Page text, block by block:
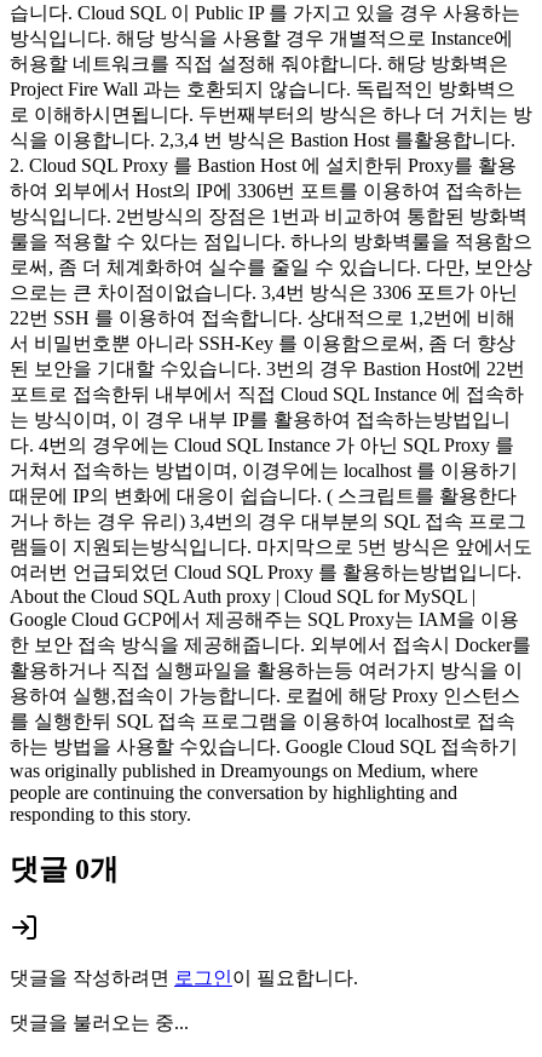
습니다. Cloud SQL 이 Public IP 를 가지고 있을 경우 사용하는
방식입니다. 해당 방식을 사용할 경우 개별적으로 Instance에
허용할 네트워크를 직접 설정해 줘야합니다. 해당 방화벽은
Project Fire Wall 과는 호환되지 않습니다. 독립적인 방화벽으
로 이해하시면됩니다. 두번째부터의 방식은 하나 더 거치는 방
식을 이용합니다. 2,3,4 번 방식은 Bastion Host 를활용합니다.
2. Cloud SQL Proxy 를 Bastion Host 에 설치한뒤 Proxy를 활용
하여 외부에서 Host의 IP에 3306번 포트를 이용하여 접속하는
방식입니다. 2번방식의 장점은 1번과 비교하여 통합된 방화벽
룰을 적용할 수 있다는 점입니다. 하나의 방화벽룰을 적용함으
로써, 좀 더 체계화하여 실수를 줄일 수 있습니다. 다만, 보안상
으로는 큰 차이점이없습니다. 3,4번 방식은 3306 포트가 아닌
22번 SSH 를 이용하여 접속합니다. 상대적으로 1,2번에 비해
서 비밀번호뿐 아니라 SSH-Key 를 이용함으로써, 좀 더 향상
된 보안을 기대할 수있습니다. 3번의 경우 Bastion Host에 22번
포트로 접속한뒤 내부에서 직접 Cloud SQL Instance 에 접속하
는 방식이며, 이 경우 내부 IP를 활용하여 접속하는방법입니
다. 4번의 경우에는 Cloud SQL Instance 가 아닌 SQL Proxy 를
거쳐서 접속하는 방법이며, 이경우에는 localhost 를 이용하기
때문에 IP의 변화에 대응이 쉽습니다. ( 스크립트를 활용한다
거나 하는 경우 유리) 3,4번의 경우 대부분의 SQL 접속 프로그
램들이 지원되는방식입니다. 마지막으로 5번 방식은 앞에서도
여러번 언급되었던 Cloud SQL Proxy 를 활용하는방법입니다.
About the Cloud SQL Auth proxy | Cloud SQL for MySQL |
Google Cloud GCP에서 제공해주는 SQL Proxy는 IAM을 이용
한 보안 접속 방식을 제공해줍니다. 외부에서 접속시 Docker를
활용하거나 직접 실행파일을 활용하는등 여러가지 방식을 이
용하여 실행,접속이 가능합니다. 로컬에 해당 Proxy 인스턴스
를 실행한뒤 SQL 접속 프로그램을 이용하여 localhost로 접속
하는 방법을 사용할 수있습니다. Google Cloud SQL 접속하기
was originally published in Dreamyoungs on Medium, where
people are continuing the conversation by highlighting and
responding to this story.
댓글 0개
댓글을 작성하려면 로그인이 필요합니다.
댓글을 불러오는 중...